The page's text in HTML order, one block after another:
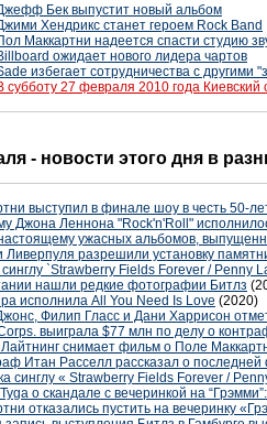
Бек выпустит новый альбом
Хендрикс станет героем Rock Band
Маккартни надеется спасти студию
ожидает нового лидера чартов
избегает сотрудничества с другими
субботу 27 февраля 2010 года
- новости этого дня в
выступил в финале шоу в честь 50-
Джона Леннона "Rock'n'Roll"
ужасных альбомов,
Ливерпуля разрешили установку
`Strawberry Fields Forever / Penny
нашли редкие фотографии Битлз
исполнила All You Need Is Love (2020)
Филип Гласс и Дани Харрисон
выиграла $77 млн по делу о
снимает фильм о Поле
Итан Расселл рассказал о
синглу « Strawberry Fields Forever /
о скандале с вечеринкой на
отказались пустить на вечеринку